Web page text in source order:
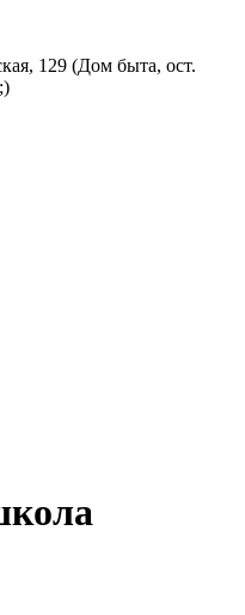
129 (Дом быта, ост.